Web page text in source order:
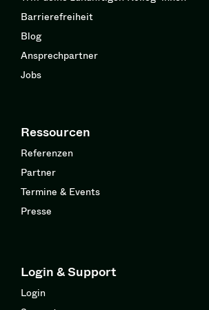
Barrierefreiheit
Blog
Ansprechpartner
Jobs
Ressourcen
Referenzen
Partner
Termine & Events
Presse
Login & Support
Login